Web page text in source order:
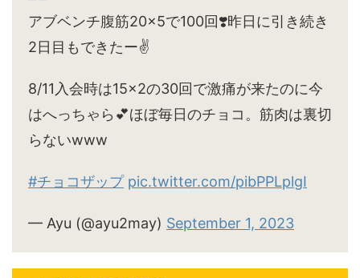
アブベンチ腹筋20×5で100回❣️昨日に引き続き
2日目もできたー✌️
8/11入会時は15×2の30回で激痛が来たのに今
はへっちゃら💕ほぼ毎日のチョコ。筋肉は裏切
らないwww
#チョコザップ pic.twitter.com/pibPPLplgI
— Ayu (@ayu2may) September 1, 2023